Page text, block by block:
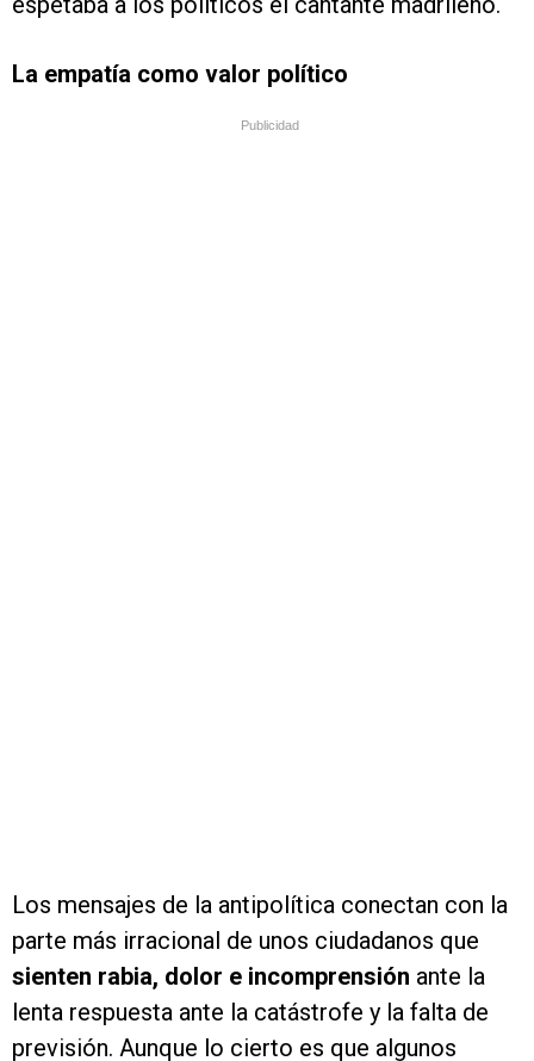
La empatía como valor político
Publicidad
Los mensajes de la antipolítica conectan con la
parte más irracional de unos ciudadanos que
sienten rabia, dolor e incomprensión ante la
lenta respuesta ante la catástrofe y la falta de
previsión. Aunque lo cierto es que algunos